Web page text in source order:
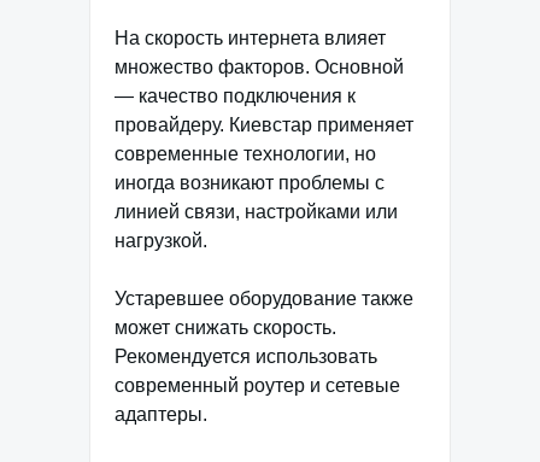
На скорость интернета влияет
множество факторов. Основной
— качество подключения к
провайдеру. Киевстар применяет
современные технологии, но
иногда возникают проблемы с
линией связи, настройками или
нагрузкой.
Устаревшее оборудование также
может снижать скорость.
Рекомендуется использовать
современный роутер и сетевые
адаптеры.